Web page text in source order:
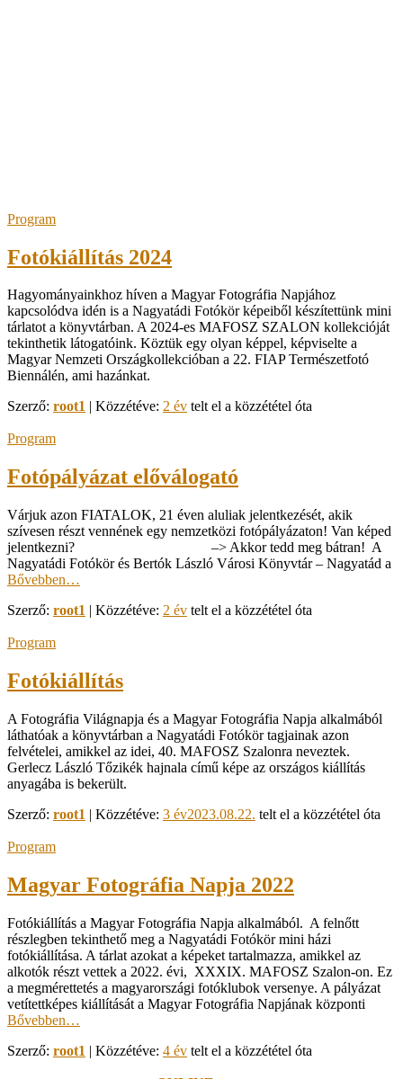
Program
Fotókiállítás 2024
Hagyományainkhoz híven a Magyar Fotográfia Napjához
kapcsolódva idén is a Nagyatádi Fotókör képeiből készítettünk mini
tárlatot a könyvtárban. A 2024-es MAFOSZ SZALON kollekcióját
tekinthetik látogatóink. Köztük egy olyan képpel, képviselte a
Magyar Nemzeti Országkollekcióban a 22. FIAP Természetfotó
Biennálén, ami hazánkat.
Szerző: root1 | Közzétéve: 2 év telt el a közzététel óta
Program
Fotópályázat előválogató
Várjuk azon FIATALOK, 21 éven aluliak jelentkezését, akik
szívesen részt vennének egy nemzetközi fotópályázaton! Van képed
jelentkezni? –> Akkor tedd meg bátran! A
Nagyatádi Fotókör és Bertók László Városi Könyvtár – Nagyatád a
Bővebben…
Szerző: root1 | Közzétéve: 2 év telt el a közzététel óta
Program
Fotókiállítás
A Fotográfia Világnapja és a Magyar Fotográfia Napja alkalmából
láthatóak a könyvtárban a Nagyatádi Fotókör tagjainak azon
felvételei, amikkel az idei, 40. MAFOSZ Szalonra neveztek.
Gerlecz László Tőzikék hajnala című képe az országos kiállítás
anyagába is bekerült.
Szerző: root1 | Közzétéve: 3 év2023.08.22. telt el a közzététel óta
Program
Magyar Fotográfia Napja 2022
Fotókiállítás a Magyar Fotográfia Napja alkalmából. A felnőtt
részlegben tekinthető meg a Nagyatádi Fotókör mini házi
fotókiállítása. A tárlat azokat a képeket tartalmazza, amikkel az
alkotók részt vettek a 2022. évi, XXXIX. MAFOSZ Szalon-on. Ez
a megmérettetés a magyarországi fotóklubok versenye. A pályázat
vetítettképes kiállítását a Magyar Fotográfia Napjának központi
Bővebben…
Szerző: root1 | Közzétéve: 4 év telt el a közzététel óta